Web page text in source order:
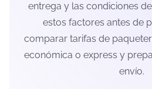
entrega y las condiciones
estos factores antes de
comparar tarifas de
económica o express y
envío.